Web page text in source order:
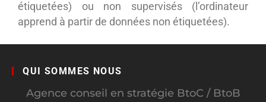
étiquetées) ou non supervisés (l’ordinateur
apprend à partir de données non étiquetées).
QUI SOMMES NOUS
Agence conseil en stratégie BtoC / BtoB